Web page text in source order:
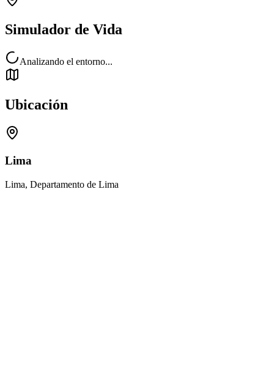
Simulador de Vida
Analizando el entorno...
Ubicación
Lima
Lima, Departamento de Lima